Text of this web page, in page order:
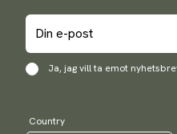
Ja, jag vill ta emot
Country